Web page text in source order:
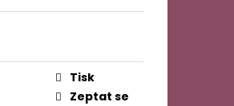
Tisk
Zeptat se